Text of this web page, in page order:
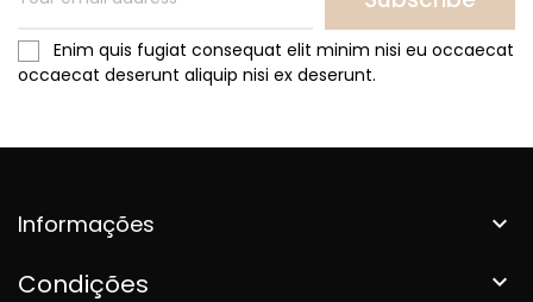
Enim quis fugiat consequat elit minim nisi eu occaecat
occaecat deserunt aliquip nisi ex deserunt.
Informações 
Condições 